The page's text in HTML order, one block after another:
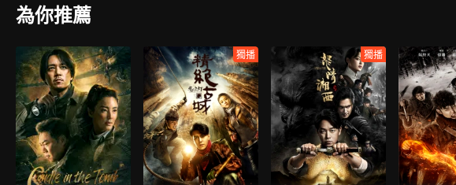
為你推薦
獨播 獨播